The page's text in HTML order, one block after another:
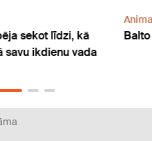
sekot līdzi, kā
savu ikdienu vada